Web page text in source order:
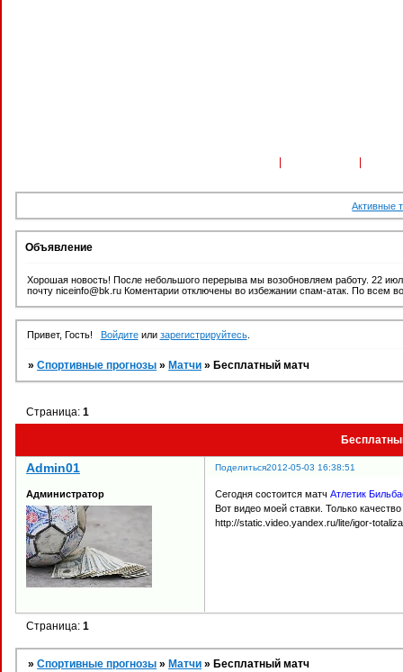
Активные
Объявление
Хорошая новость! После небольшого перерыва мы возобновляем работу. 22
почту niceinfo@bk.ru Коментарии отключены во избежании спам-атак. По всем
Привет, Гость! Войдитеили зарегистрируйтесь.
»Спортивные прогнозы »Матчи »Бесплатный матч
Страница:1
Поделиться2012-05-03 16:38:51
Admin01
Администратор Сегодня состоится матчАтлетик
Вот видео моей ставки. Только
http://static.video.yandex.ru/lite/igor-
Страница:1
»Спортивные прогнозы » Матчи » Бесплатный матч